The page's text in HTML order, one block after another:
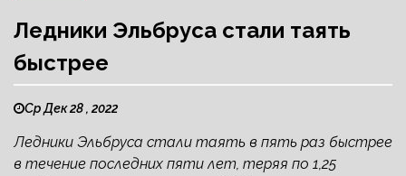
Ледники Эльбруса стали таять
быстрее
Ср Дек 28 , 2022
Ледники Эльбруса стали таять в пять раз быстрее
в течение последних пяти лет, теряя по 1,25